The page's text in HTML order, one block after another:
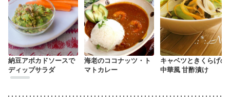
納豆アボカドソースで
ディップサラダ
海老のココナッツ・ト
マトカレー
キャベツときくらげの
中華風 甘酢漬け